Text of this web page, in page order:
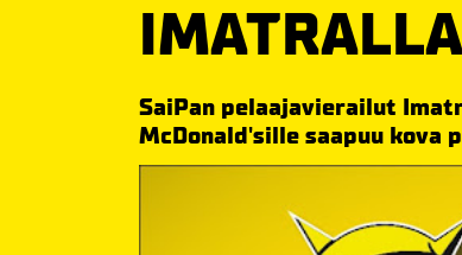
IMATRALLA
SaiPan pelaajavierailut
McDonald'sille saapuu kova